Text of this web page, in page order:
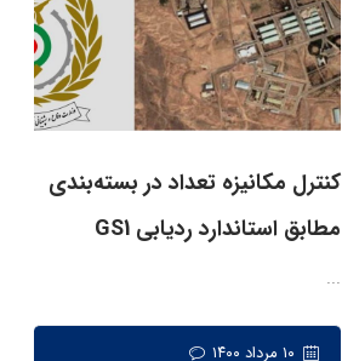
کنترل مکانیزه تعداد در بسته‌بندی
مطابق استاندارد ردیابی GS1
...